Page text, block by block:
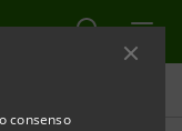
consenso